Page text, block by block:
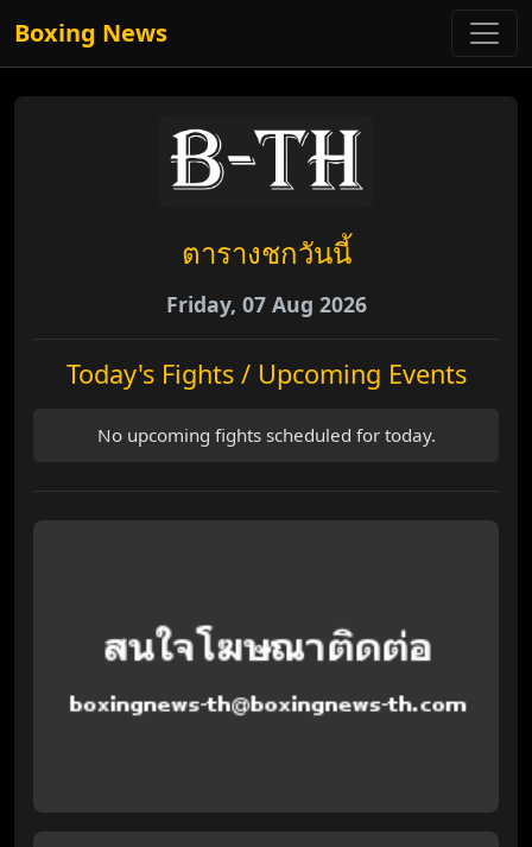
Boxing News
ตารางชกวันนี้
Friday, 07 Aug 2026
Today's Fights / Upcoming Events
No upcoming fights scheduled for today.